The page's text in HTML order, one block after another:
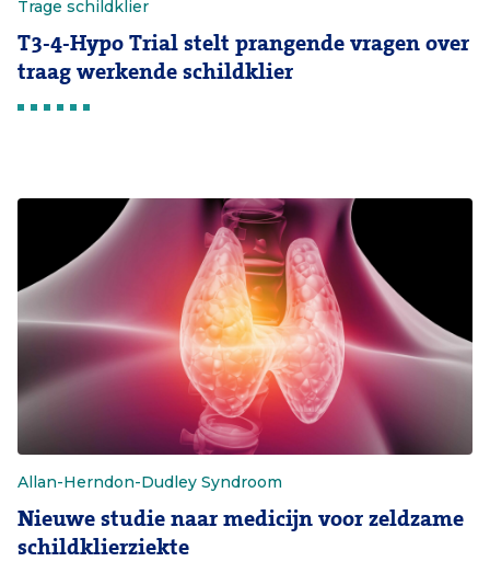
Trage schildklier
T3-4-Hypo Trial stelt prangende vragen over
traag werkende schildklier
Allan-Herndon-Dudley Syndroom
Nieuwe studie naar medicijn voor zeldzame
schildklierziekte